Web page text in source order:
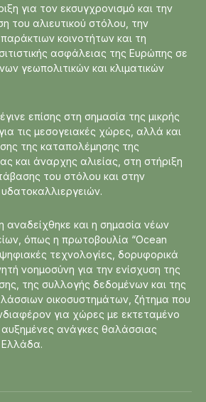
για τον εκσυγχρονισμό και την
του αλιευτικού στόλου, την
κοινοτήτων και τη
ασφάλειας της Ευρώπης σε
γεωπολιτικών και κλιματικών
επίσης στη σημασία της μικρής
τις μεσογειακές χώρες, αλλά και
της καταπολέμησης της
και άναρχης αλιείας, στη στήριξη
του στόλου και στην
αναδείχθηκε και η σημασία νέων
όπως η πρωτοβουλία “Ocean
ψηφιακές τεχνολογίες, δορυφορικά
νοημοσύνη για την ενίσχυση της
της συλλογής δεδομένων και της
οικοσυστημάτων, ζήτημα που
για χώρες με εκτεταμένο
ανάγκες θαλάσσιας